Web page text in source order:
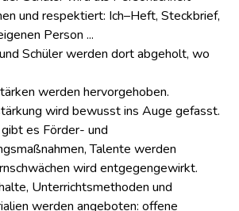
und respektiert: Ich–Heft, Steckbrief,
Person ...
Schüler werden dort abgeholt, wo
werden hervorgehoben.
wird bewusst ins Auge gefasst.
es Förder- und
Talente werden
wird entgegengewirkt.
Unterrichtsmethoden und
werden angeboten: offene